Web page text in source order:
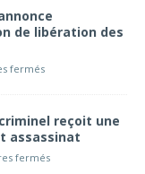
de libération des
fermés
reçoit une
assassinat
fermés